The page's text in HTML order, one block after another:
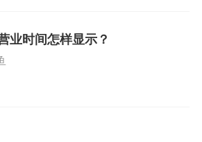
业时间怎样显示？